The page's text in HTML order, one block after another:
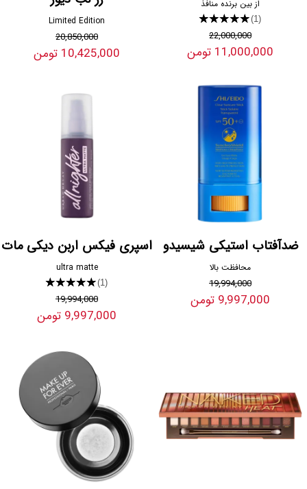
از بین برنده منافذ
★★★★★(1)
22,000,000
11,000,000 تومن
Limited Edition
20,850,000
10,425,000 تومن
ضدآفتاب استیکی شیسیدو
محافظت بالا
19,994,000
9,997,000 تومن
اسپری فیکس اربن دیکی مات
ultra matte
★★★★★(1)
19,994,000
9,997,000 تومن